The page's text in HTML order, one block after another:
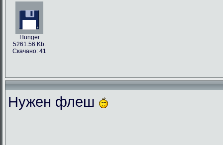
Hunger
5261.56 Kb.
Скачано: 41
Нужен флеш